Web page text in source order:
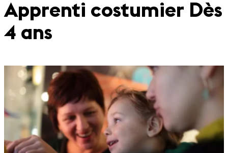
Apprenti costumier Dès
4 ans